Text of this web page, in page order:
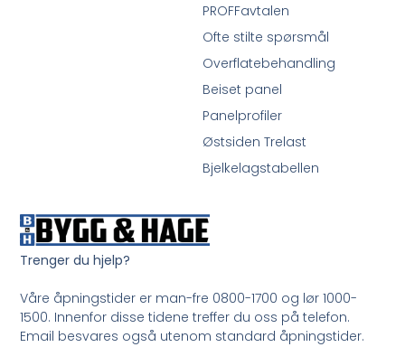
Trenger du hjelp?
Våre åpningstider er man-fre 0800-1700 og lør 1000-
1500. Innenfor disse tidene treffer du oss på telefon.
Email besvares også utenom standard åpningstider.
PROFFavtalen
Ofte stilte spørsmål
Overflatebehandling
Beiset panel
Panelprofiler
Østsiden Trelast
Bjelkelagstabellen